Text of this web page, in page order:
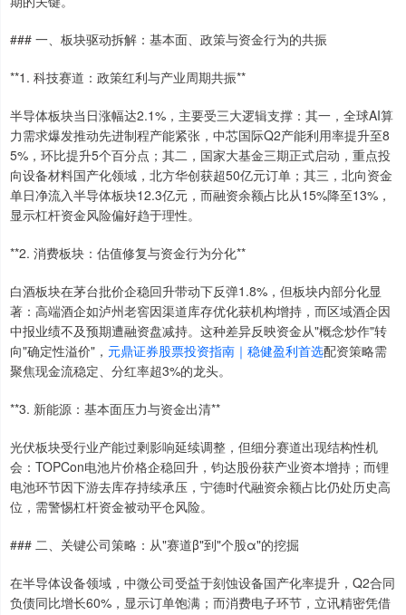
### 一、板块驱动拆解：基本面、政策与资金行为的共振
**1. 科技赛道：政策红利与产业周期共振**
半导体板块当日涨幅达2.1%，主要受三大逻辑支撑：其一，全球AI算
力需求爆发推动先进制程产能紧张，中芯国际Q2产能利用率提升至8
5%，环比提升5个百分点；其二，国家大基金三期正式启动，重点投
向设备材料国产化领域，北方华创获超50亿元订单；其三，北向资金
单日净流入半导体板块12.3亿元，而融资余额占比从15%降至13%，
显示杠杆资金风险偏好趋于理性。
**2. 消费板块：估值修复与资金行为分化**
白酒板块在茅台批价企稳回升带动下反弹1.8%，但板块内部分化显
著：高端酒企如泸州老窖因渠道库存优化获机构增持，而区域酒企因
中报业绩不及预期遭融资盘减持。这种差异反映资金从"概念炒作"转
向"确定性溢价"， 元鼎证券股票投资指南｜稳健盈利首选配资策略需
聚焦现金流稳定、分红率超3%的龙头。
**3. 新能源：基本面压力与资金出清**
光伏板块受行业产能过剩影响延续调整，但细分赛道出现结构性机
会：TOPCon电池片价格企稳回升，钧达股份获产业资本增持；而锂
电池环节因下游去库存持续承压，宁德时代融资余额占比仍处历史高
位，需警惕杠杆资金被动平仓风险。
### 二、关键公司策略：从"赛道β"到"个股α"的挖掘
在半导体设备领域，中微公司受益于刻蚀设备国产化率提升，Q2合同
负债同比增长60%，显示订单饱满；而消费电子环节，立讯精密凭借